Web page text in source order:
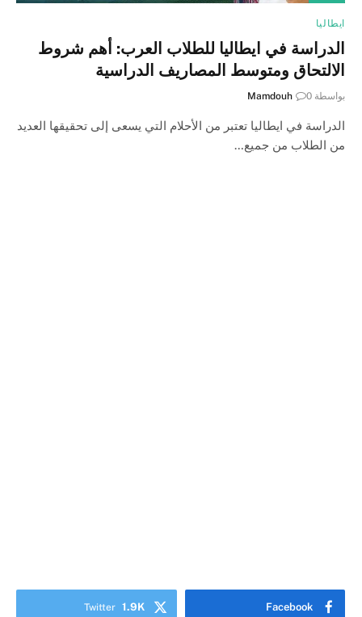
ايطاليا
الدراسة في ايطاليا للطلاب العرب: أهم شروط
الالتحاق ومتوسط المصاريف الدراسية
بواسطة Mamdouh 0
الدراسة في ايطاليا تعتبر من الأحلام التي يسعى إلى تحقيقها العديد
من الطلاب من جميع…
Facebook
Twitter 1.9K